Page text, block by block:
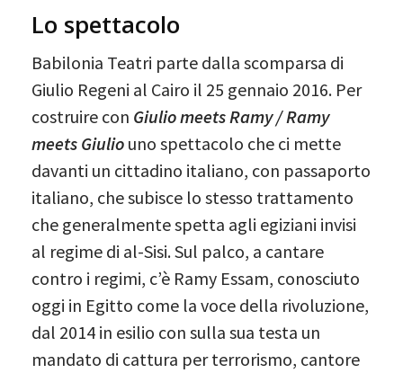
Lo spettacolo
Babilonia Teatri parte dalla scomparsa di
Giulio Regeni al Cairo il 25 gennaio 2016. Per
costruire con Giulio meets Ramy / Ramy
meets Giulio uno spettacolo che ci mette
davanti un cittadino italiano, con passaporto
italiano, che subisce lo stesso trattamento
che generalmente spetta agli egiziani invisi
al regime di al-Sisi. Sul palco, a cantare
contro i regimi, c’è Ramy Essam, conosciuto
oggi in Egitto come la voce della rivoluzione,
dal 2014 in esilio con sulla sua testa un
mandato di cattura per terrorismo, cantore